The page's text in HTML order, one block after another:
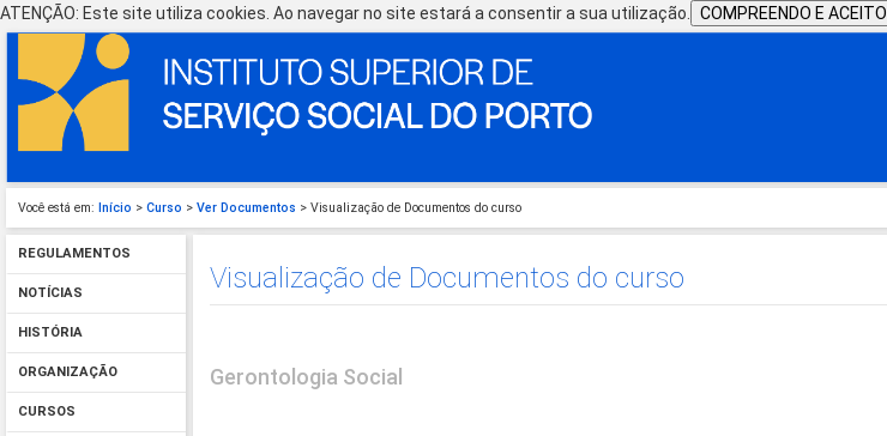
ATENÇÃO: Este site utiliza cookies. Ao navegar no site estará a consentir a sua utilização. COMPREENDO E ACEITO
Você está em: Início > Curso > Ver Documentos > Visualização de Documentos do curso
REGULAMENTOS
NOTÍCIAS
HISTÓRIA
ORGANIZAÇÃO
CURSOS
Visualização de Documentos do curso
Gerontologia Social